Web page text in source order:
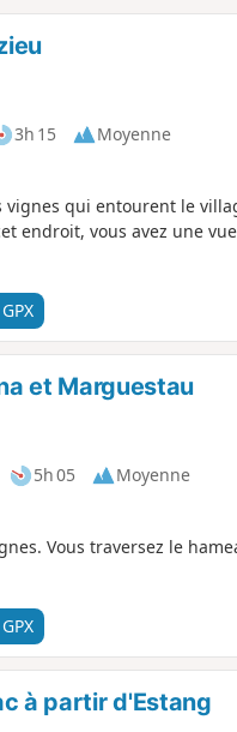
3h 15
Moyenne
vignes qui entourent le
endroit, vous avez une
et Marguestau
5h 05
Moyenne
Vous traversez le
à partir d'Estang